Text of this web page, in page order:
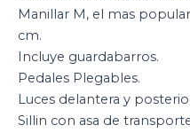
Manillar M, el mas
cm.
Incluye guardabarros.
Pedales Plegables.
Luces delantera y
Sillin con asa de